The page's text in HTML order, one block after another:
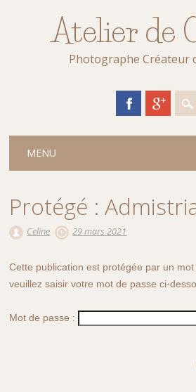
Atelier de
Photographe Créateur
Main menu
MENU
Protégé :
Celine 29 mars 2021
Cette publication est protégée par un
veuillez saisir votre mot de passe ci-
Mot de passe :